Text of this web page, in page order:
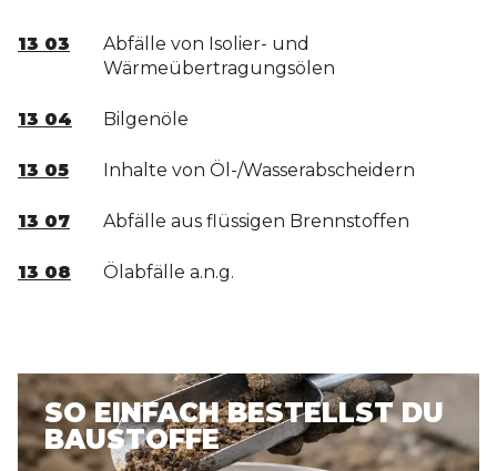
13 03
Abfälle von Isolier- und
Wärmeübertragungsölen
13 04 Bilgenöle
13 05 Inhalte von Öl-/Wasserabscheidern
13 07 Abfälle aus flüssigen Brennstoffen
13 08 Ölabfälle a.n.g.
SO EINFACH BESTELLST DU
BAUSTOFFE